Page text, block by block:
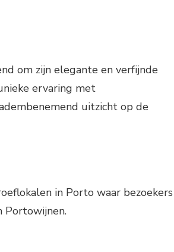
om zijn elegante en verfijnde
ervaring met
uitzicht op de
in Porto waar bezoekers
Portowijnen.